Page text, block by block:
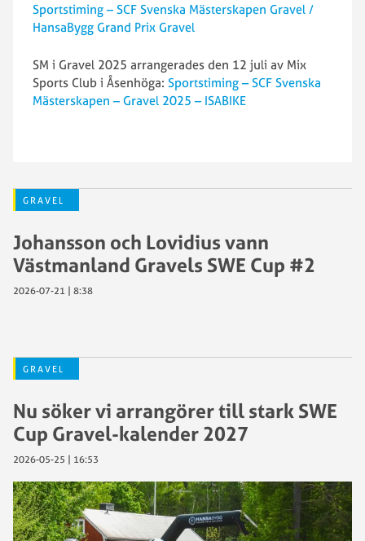
Sportstiming – SCF Svenska Mästerskapen Gravel /
HansaBygg Grand Prix Gravel
SM i Gravel 2025 arrangerades den 12 juli av Mix
Sports Club i Åsenhöga: Sportstiming – SCF Svenska
Mästerskapen – Gravel 2025 – ISABIKE
GRAVEL
Johansson och Lovidius vann
Västmanland Gravels SWE Cup #2
2026-07-21 | 8:38
GRAVEL
Nu söker vi arrangörer till stark SWE
Cup Gravel-kalender 2027
2026-05-25 | 16:53